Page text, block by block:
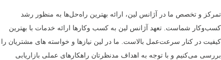
و تخصص ما در آژانس لین، ارائه بهترین راه‌حل‌ها به منظور رشد
کسب‌وکار شماست. تعهد آژانس لین به کسب ‎وکارها ارائه خدمات با بهترین
در کنار سرعت‌عمل بالاست. ما در لین نیازها و خواسته های مشتریان را
می‌کنیم و با توجه به اهداف مدنظرتان راهکارهای عملی بازاریابی